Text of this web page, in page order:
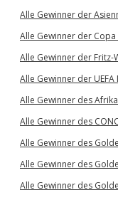
Alle Gewinner der
Alle Gewinner der Copa
Alle Gewinner der Fritz-
Alle Gewinner der
Alle Gewinner des
Alle Gewinner des
Alle Gewinner des
Alle Gewinner des
Alle Gewinner des